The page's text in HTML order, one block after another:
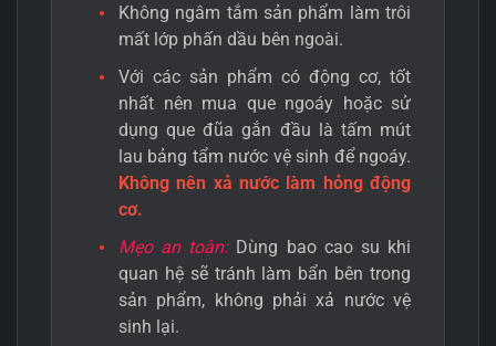
Không ngâm tắm sản phẩm làm trôi
mất lớp phấn dầu bên ngoài.
Với các sản phẩm có động cơ, tốt
nhất nên mua que ngoáy hoặc sử
dụng que đũa gắn đầu là tấm mút
lau bảng tẩm nước vệ sinh để ngoáy.
Không nên xả nước làm hỏng động
cơ.
Mẹo an toàn:Dùng bao cao su khi
quan hệ sẽ tránh làm bẩn bên trong
sản phẩm, không phải xả nước vệ
sinh lại.